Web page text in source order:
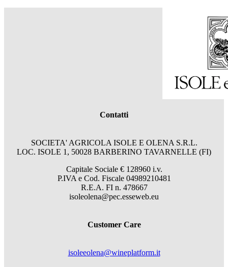
Contatti
SOCIETA' AGRICOLA ISOLE E OLENA S.R.L.
LOC. ISOLE 1, 50028 BARBERINO TAVARNELLE (FI)
Capitale Sociale € 128960 i.v.
P.IVA e Cod. Fiscale 04989210481
R.E.A. FI n. 478667
isoleolena@pec.esseweb.eu
Customer Care
isoleeolena@wineplatform.it